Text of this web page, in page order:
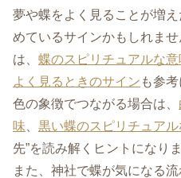
夢や蝶をよく見ることが増
めているサインかもしれま
は、 蝶のスピリチュアルな
よく見るときのサイン も参考
色の象徴でつながる場合は、
味
黒い蝶のスピリチュアル
先”を読み解くヒントになりま
また、神社で蝶が気になる流